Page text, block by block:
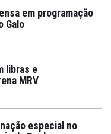
em programação
Galo
libras e
MRV
especial no